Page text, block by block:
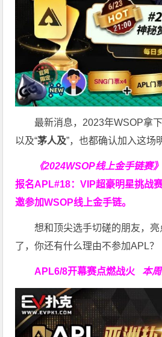
最新消息，2023年WSOP拿
以及“茅人及”，也都确认加入这场
《2024WSOP线上金手链赛
报名APL#18：VIP超豪明星挑战
邀参加WSOP线上金手链。
想和顶尖选手切磋的朋友，
了，你还有什么理由不参加APL？
APL6/8开幕赛点燃战火 本